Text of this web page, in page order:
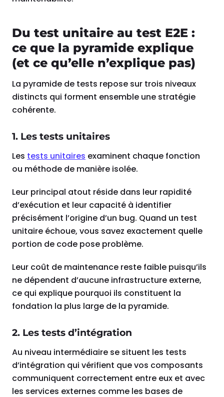
Du test unitaire au test E2E :
ce que la pyramide explique
(et ce qu’elle n’explique pas)
La pyramide de tests repose sur trois niveaux
distincts qui forment ensemble une stratégie
cohérente.
1. Les tests unitaires
Les tests unitaires examinent chaque fonction
ou méthode de manière isolée.
Leur principal atout réside dans leur rapidité
d’exécution et leur capacité à identifier
précisément l’origine d’un bug. Quand un test
unitaire échoue, vous savez exactement quelle
portion de code pose problème.
Leur coût de maintenance reste faible puisqu’ils
ne dépendent d’aucune infrastructure externe,
ce qui explique pourquoi ils constituent la
fondation la plus large de la pyramide.
2. Les tests d’intégration
Au niveau intermédiaire se situent les tests
d’intégration qui vérifient que vos composants
communiquent correctement entre eux et avec
les services externes comme les bases de